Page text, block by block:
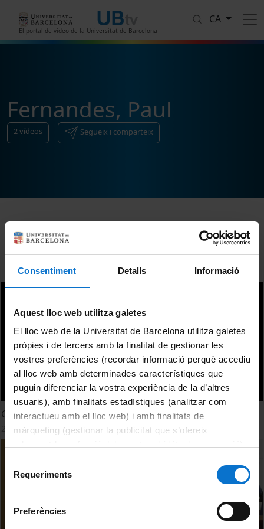
Consentiment Detalls Informació
Aquest lloc web utilitza galetes
El lloc web de la Universitat de Barcelona utilitza galetes
pròpies i de tercers amb la finalitat de gestionar les
vostres preferències (recordar informació perquè accediu
al lloc web amb determinades característiques que
puguin diferenciar la vostra experiència de la d’altres
usuaris), amb finalitats estadístiques (analitzar com
interactueu amb el lloc web) i amb finalitats de
màrqueting (gestionar la publicitat que s’ofereix
consultar laPolítica de galetes del lloc web de la
Requeriments
Preferències
El portal de vídeo de la Universitat de Barcelona
CA
Fernandes, Paul
2vídeos Segueix i comparteix
Ordenar
Chert in its diverse natural occurrences. Paul Fernandes
20 octubre, 2015